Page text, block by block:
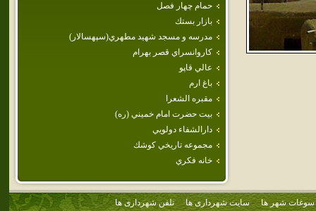
حمام‌ چهار فصل
بازار بستك
مدرسه و مسجد شهيد مطهري(سپهسالار)
كاروانسراي قصر بهرام
عالي قاپو
باغ ارم
مقبره الشعرا
بيت‌ حضرت‌ امام‌ خميني‌ (ره‌)
دارالشفاء دولويي
مجموعه تاريخي كوشك
خانه فكري
سوغات شهر ها سایت شهرداری ها تلفن شهرداری ها